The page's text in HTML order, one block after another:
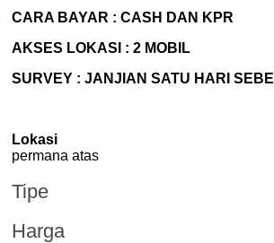
CARA BAYAR : CASH DAN KPR
AKSES LOKASI : 2 MOBIL
SURVEY : JANJIAN SATU HARI
Lokasi
permana atas
Tipe
Harga